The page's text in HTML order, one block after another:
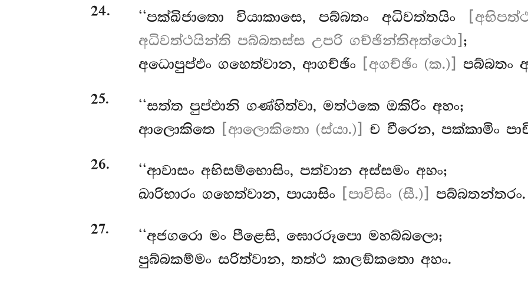
24. ‘‘පක්ඛිජාතො වියාකාසෙ, පබ්බතං අධිවත්තයිං
අධිවත්ථයින්ති පබ්බතස්ස උපරි ගච්ඡින්තිඅත්ථො] ;
අධොපුප්ඵං ගහෙත්වාන, ආගච්ඡිං
[අගච්ඡිං (ක.)] පබ්බතං
25.
‘‘සත්ත පුප්ඵානි ගණ්හිත්වා, මත්ථකෙ ඔකිරිං අහං;
ආලොකිතෙ
[ආලොකිතො (ස්යා.)] ච වීරෙන, පක්කාමිං
26. ‘‘ආවාසං අභිසම්භොසිං, පත්වාන අස්සමං අහං;
ඛාරිභාරං ගහෙත්වාන, පායාසිං
[පාවිසිං (සී.)] පබ්බතන්තරං.
27.
‘‘අජගරො මං පීළෙසි, ඝොරරූපො මහබ්බලො;
පුබ්බකම්මං සරිත්වාන, තත්ථ කාලඞ්කතො අහං.